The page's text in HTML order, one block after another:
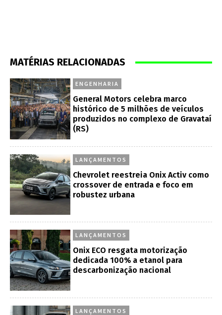
MATÉRIAS RELACIONADAS
ENGENHARIA
General Motors celebra marco
histórico de 5 milhões de veículos
produzidos no complexo de Gravataí
(RS)
LANÇAMENTOS
Chevrolet reestreia Onix Activ como
crossover de entrada e foco em
robustez urbana
LANÇAMENTOS
Onix ECO resgata motorização
dedicada 100% a etanol para
descarbonização nacional
LANÇAMENTOS